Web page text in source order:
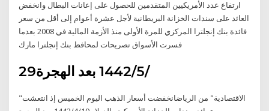
ارتفاع عدد الأمريكيين المتقدمين للحصول على إعانات البطال وانخفض
العائد على سندات الخزانة البريطانية لأجل عشرة أعوام إلى أقل من سعر
فائدة بنك إنجلترا المركزي للمرة الأولى منذ الأزمة المالية في 2008 بعدما
فسرت الأسواق تصريحات لمحافظ بنك إنجلترا مارك
29‏‏/5‏‏/1442 بعد الهجرة
"الاقتصادية" من الرياضانخفضت أسعار الذهب اليوم الخميس إذ انتعشت